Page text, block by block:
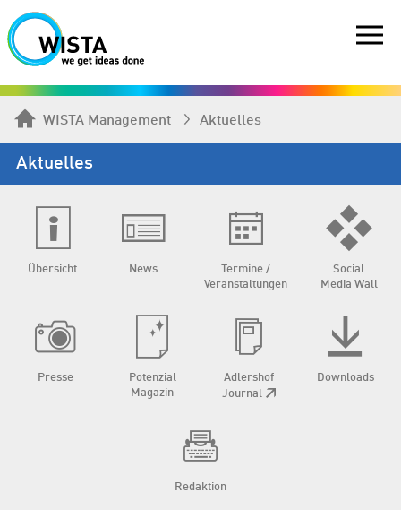
WISTA Management Aktuelles
Aktuelles
Übersicht News
Termine /
Veranstaltungen
Social
Media Wall
Presse
Potenzial
Magazin
Adlershof
Journal
Downloads
Redaktion